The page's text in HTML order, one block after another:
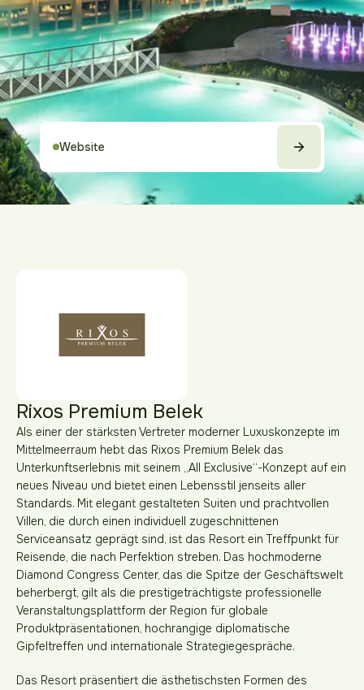
Website
Rixos Premium Belek
Als einer der stärksten Vertreter moderner Luxuskonzepte im
Mittelmeerraum hebt das Rixos Premium Belek das
Unterkunftserlebnis mit seinem „All Exclusive“-Konzept auf ein
neues Niveau und bietet einen Lebensstil jenseits aller
Standards. Mit elegant gestalteten Suiten und prachtvollen
Villen, die durch einen individuell zugeschnittenen
Serviceansatz geprägt sind, ist das Resort ein Treffpunkt für
Reisende, die nach Perfektion streben. Das hochmoderne
Diamond Congress Center, das die Spitze der Geschäftswelt
beherbergt, gilt als die prestigeträchtigste professionelle
Veranstaltungsplattform der Region für globale
Produktpräsentationen, hochrangige diplomatische
Gipfeltreffen und internationale Strategiegespräche.
Das Resort präsentiert die ästhetischsten Formen des